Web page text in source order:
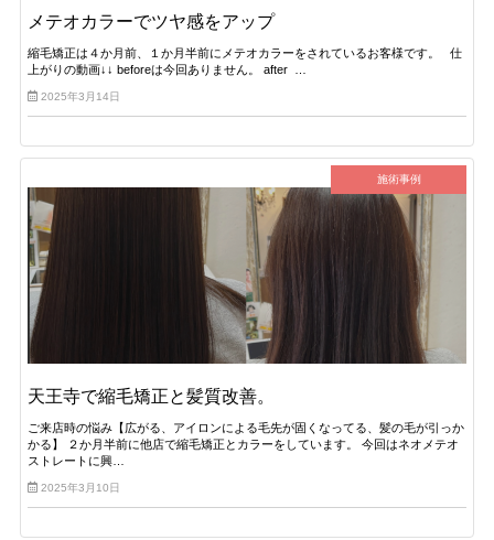
メテオカラーでツヤ感をアップ
縮毛矯正は４か月前、１か月半前にメテオカラーをされているお客様です。 仕
上がりの動画↓↓ beforeは今回ありません。 after …
2025年3月14日
施術事例
天王寺で縮毛矯正と髪質改善。
ご来店時の悩み【広がる、アイロンによる毛先が固くなってる、髪の毛が引っか
かる】 ２か月半前に他店で縮毛矯正とカラーをしています。 今回はネオメテオ
ストレートに興…
2025年3月10日